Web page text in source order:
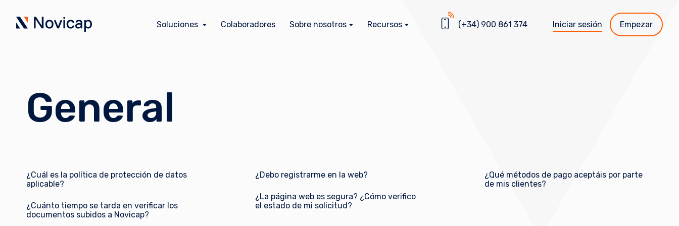
Soluciones Colaboradores Sobre nosotros Recursos (+34) 900 861 374 Iniciar sesión Empezar
General
¿Cuál es la política de protección de datos
aplicable?
¿Cuánto tiempo se tarda en verificar los
documentos subidos a Novicap?
¿Debo registrarme en la web?
¿La página web es segura? ¿Cómo verifico
el estado de mi solicitud?
¿Qué métodos de pago aceptáis por parte
de mis clientes?